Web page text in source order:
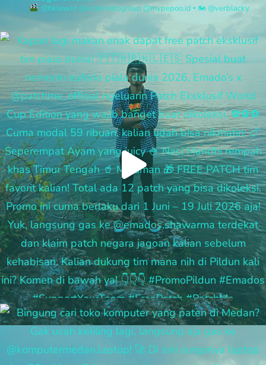
@hklaw.id @victorindogroup @mypepoo.id ▪︎ 🏍 @verblacky